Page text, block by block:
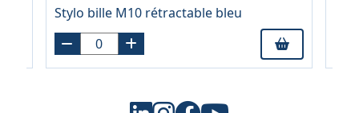
Stylo bille M10 rétractable bleu